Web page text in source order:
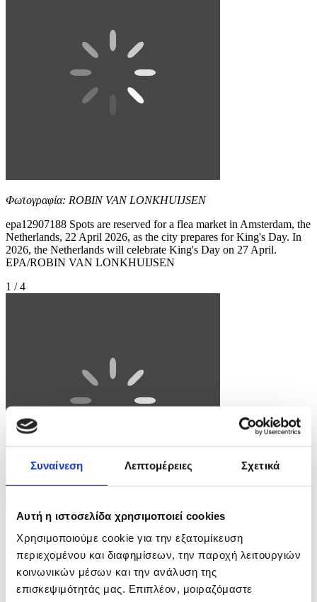
Συναίνεση Λεπτομέρειες Σχετικά
Αυτή η ιστοσελίδα χρησιμοποιεί cookies
Χρησιμοποιούμε cookie για την εξατομίκευση
περιεχομένου και διαφημίσεων, την παροχή λειτουργιών
κοινωνικών μέσων και την ανάλυση της
επισκεψιμότητάς μας. Επιπλέον, μοιραζόμαστε
Φωτογραφία: ROBIN VAN LONKHUIJSEN
epa12907188 Spots are reserved for a flea market in Amsterdam, the
Netherlands, 22 April 2026, as the city prepares for King's Day. In
2026, the Netherlands will celebrate King's Day on 27 April.
EPA/ROBIN VAN LONKHUIJSEN
1 / 4
epa12907190 Spots are reserved for a flea market in Amsterdam, the
Netherlands, 22 April 2026, as the city prepares for King's Day. In
2026, the Netherlands will celebrate King's Day on 27 April.
EPA/ROBIN VAN LONKHUIJSEN